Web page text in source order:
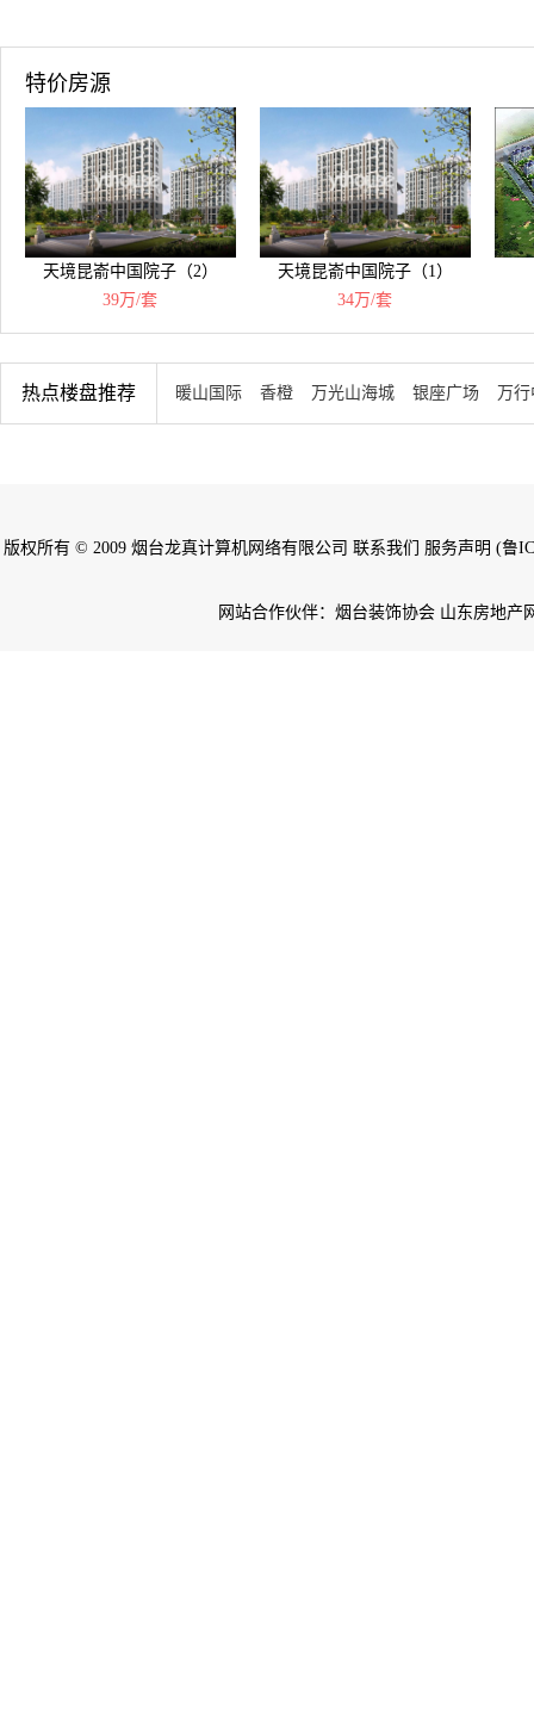
特价房源
天境昆嵛中国院子（2）
39万/套
天境昆嵛中国院子（1）
34万/套
热点楼盘推荐 暖山国际 香橙 万光山海城 银座广场 万
版权所有 © 2009 烟台龙真计算机网络有限公司 联系我们 服务声明 (鲁
网站合作伙伴：烟台装饰协会 山东房地